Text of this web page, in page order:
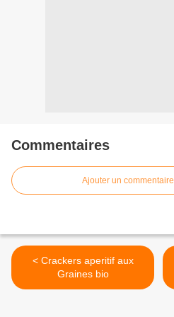
Commentaires
Ajouter un commentaire
< Crackers aperitif aux
Graines bio